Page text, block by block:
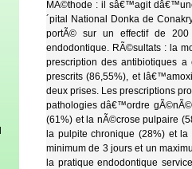
MÃ©thode : il sâ€™agit
´pital National Donka de
portÃ© sur un effectif de 200
endodontique. RÃ©sultats : la
prescription des antibiotiques a
prescrits (86,55%), et
deux prises. Les prescriptions
pathologies dâ€™ordre
(61%) et la nÃ©crose pulpaire
la pulpite chronique (28%) et
minimum de 3 jours et un
la pratique endodontique